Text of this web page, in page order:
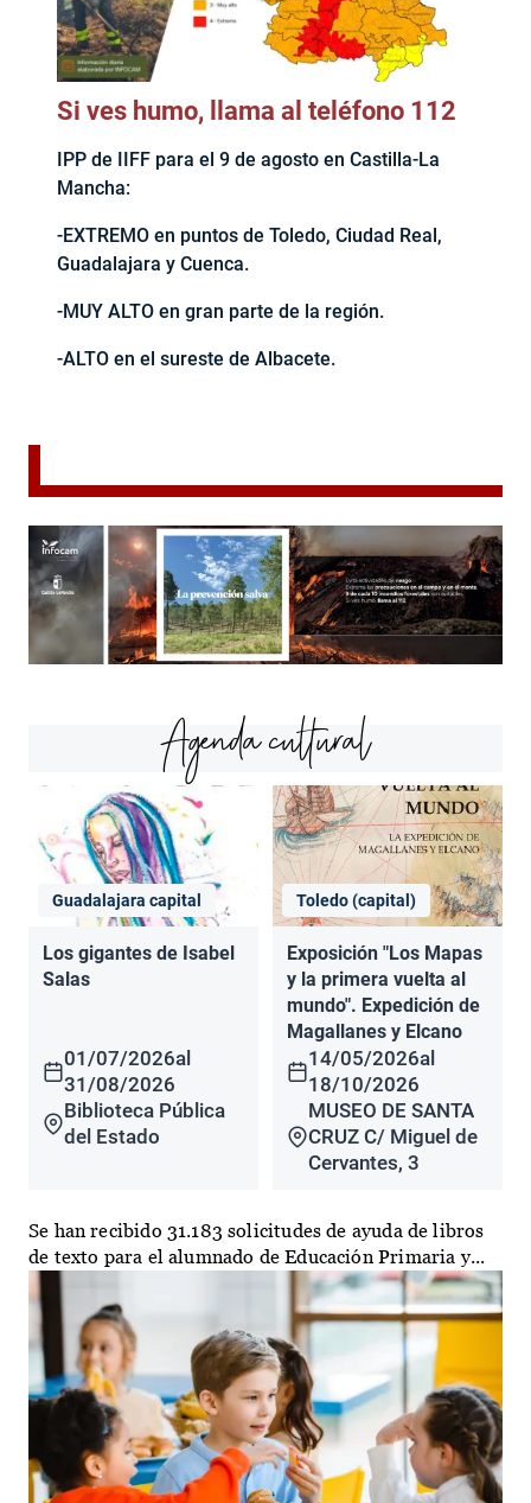
Si ves humo, llama al teléfono 112
IPP de IIFF para el 9 de agosto en Castilla-La
Mancha:
-EXTREMO en puntos de Toledo, Ciudad Real,
Guadalajara y Cuenca.
-MUY ALTO en gran parte de la región.
-ALTO en el sureste de Albacete.
Agenda cultural
Guadalajara capital
Los gigantes de Isabel
Salas
01/07/2026al
31/08/2026
Biblioteca Pública
del Estado
Toledo (capital)
Exposición "Los Mapas
y la primera vuelta al
mundo". Expedición de
Magallanes y Elcano
14/05/2026al
18/10/2026
MUSEO DE SANTA
CRUZ C/ Miguel de
Cervantes, 3
Se han recibido 31.183 solicitudes de ayuda de libros
de texto para el alumnado de Educación Primaria y...